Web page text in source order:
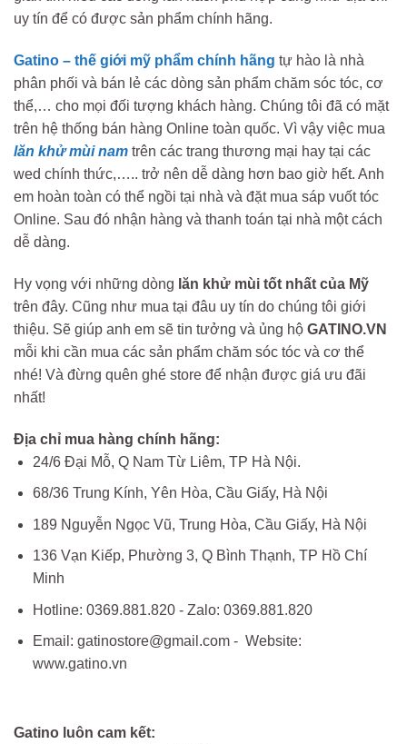
uy tín để có được sản phẩm chính hãng.
Gatino – thế giới mỹ phẩm chính hãng tự hào là nhà
phân phối và bán lẻ các dòng sản phẩm chăm sóc tóc, cơ
thể,… cho mọi đối tượng khách hàng. Chúng tôi đã có mặt
trên hệ thống bán hàng Online toàn quốc. Vì vậy việc mua
lăn khử mùi nam trên các trang thương mại hay tại các
wed chính thức,….. trở nên dễ dàng hơn bao giờ hết. Anh
em hoàn toàn có thể ngồi tại nhà và đặt mua sáp vuốt tóc
Online. Sau đó nhận hàng và thanh toán tại nhà một cách
dễ dàng.
Hy vọng với những dòng lăn khử mùi tốt nhất của Mỹ
trên đây. Cũng như mua tại đâu uy tín do chúng tôi giới
thiệu. Sẽ giúp anh em sẽ tin tưởng và ủng hộ GATINO.VN
mỗi khi cần mua các sản phẩm chăm sóc tóc và cơ thể
nhé! Và đừng quên ghé store để nhận được giá ưu đãi
nhất!
Địa chỉ mua hàng chính hãng:
24/6 Đại Mỗ, Q Nam Từ Liêm, TP Hà Nội.
68/36 Trung Kính, Yên Hòa, Cầu Giấy, Hà Nội
189 Nguyễn Ngọc Vũ, Trung Hòa, Cầu Giấy, Hà Nội
136 Vạn Kiếp, Phường 3, Q Bình Thạnh, TP Hồ Chí
Minh
Hotline: 0369.881.820 - Zalo: 0369.881.820
Email: gatinostore@gmail.com - Website:
www.gatino.vn
Gatino luôn cam kết: